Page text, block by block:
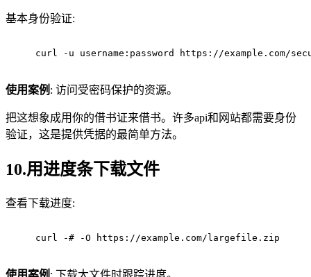
基本身份验证:
curl -u username:password https://example.com/
使用案例 : 访问受密码保护的资源。
把这想象成用你的借书证来借书。许多api和网站都需要身份
验证，这是提供凭据的最简单方法。
10.用进度条下载文件
查看下载进度:
curl -# -O https://example.com/largefile.zip
使用案例 : 下载大文件时跟踪进度。